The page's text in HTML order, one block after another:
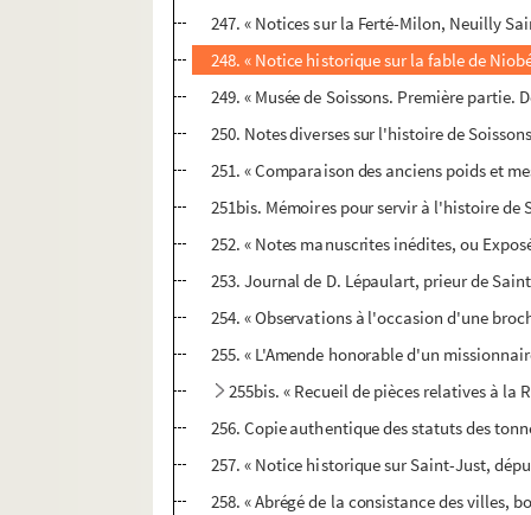
247. « Notices sur la Ferté-Milon, Neuilly
248. « Notice historique sur la fable de
249. « Musée de Soissons. Première
250. Notes diverses sur l'histoire de
251. « Comparaison des anciens poids et
251bis. Mémoires pour servir à l'histoire
252. « Notes manuscrites inédites, ou
253. Journal de D. Lépaulart, prieur de
254. « Observations à l'occasion d'une
255. « L'Amende honorable d'un
255bis. « Recueil de pièces relatives à
256. Copie authentique des statuts des
257. « Notice historique sur Saint-Just,
258. « Abrégé de la consistance des villes,